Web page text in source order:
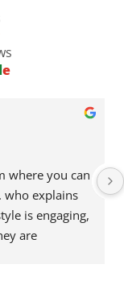
le
where you can
explains
is engaging,
are